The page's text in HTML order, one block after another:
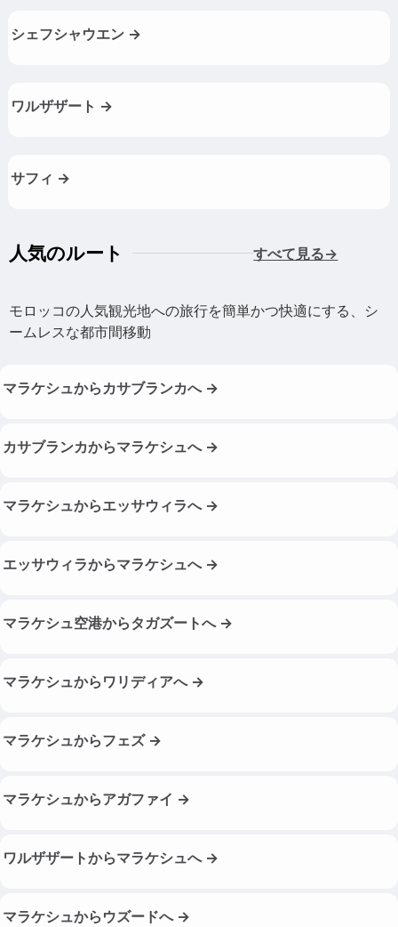
シェフシャウエン →
ワルザザート →
サフィ →
人気のルート すべて見る→
モロッコの人気観光地への旅行を簡単かつ快適にする、シ
ームレスな都市間移動
マラケシュからカサブランカへ →
カサブランカからマラケシュへ →
マラケシュからエッサウィラへ →
エッサウィラからマラケシュへ →
マラケシュ空港からタガズートへ →
マラケシュからワリディアへ →
マラケシュからフェズ →
マラケシュからアガファイ →
ワルザザートからマラケシュへ →
マラケシュからウズードへ →